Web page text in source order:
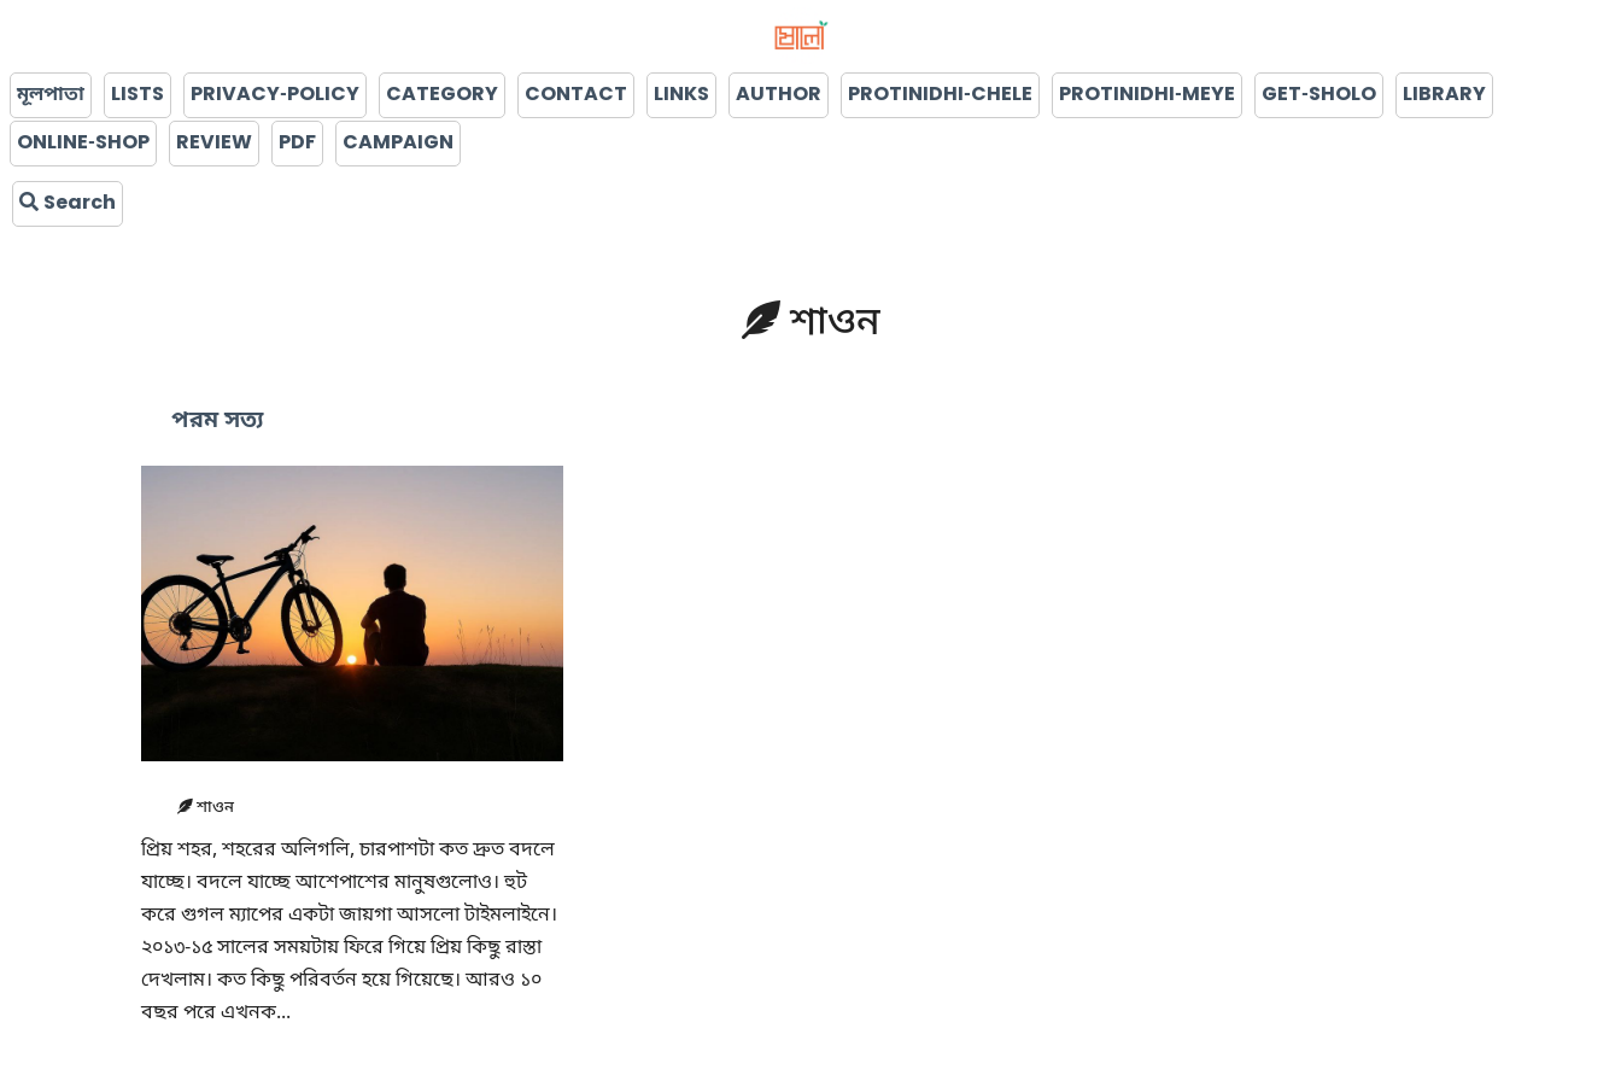
মূলপাতা LISTS PRIVACY-POLICY CATEGORY CONTACT LINKS AUTHOR PROTINIDHI-CHELE PROTINIDHI-MEYE GET-SHOLO
LIBRARY
ONLINE-SHOP
REVIEW PDF CAMPAIGN
Search
শাওন
পরম সত্য
শাওন
প্রিয় শহর, শহরের অলিগলি, চারপাশটা কত দ্রুত বদলে
যাচ্ছে। বদলে যাচ্ছে আশেপাশের মানুষগুলোও। হুট
করে গুগল ম্যাপের একটা জায়গা আসলো টাইমলাইনে।
২০১৩-১৫ সালের সময়টায় ফিরে গিয়ে প্রিয় কিছু রাস্তা
দেখলাম। কত কিছু পরিবর্তন হয়ে গিয়েছে। আরও ১০
বছর পরে এখনক...